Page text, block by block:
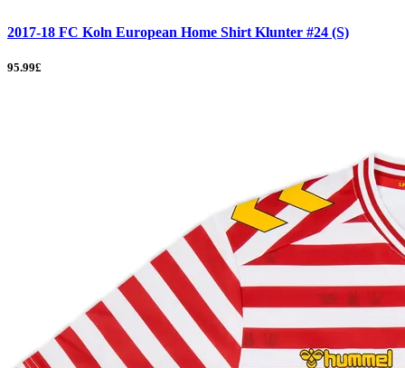
2017-18 FC Koln European Home Shirt Klunter #24 (S)
95.99£